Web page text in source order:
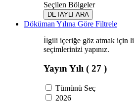
Seçilen Bölgeler
DETAYLI ARA
Döküman Yılına Göre Filtrele
İlgili içeriğe göz atmak için
seçimlerinizi yapınız.
Yayın Yılı ( 27 )
Tümünü Seç
2026